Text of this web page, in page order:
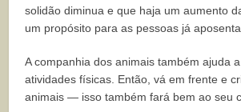
solidão diminua e que haja um aumento
um propósito para as pessoas já
A companhia dos animais também ajuda
atividades físicas. Então, vá em frente e
animais — isso também fará bem ao seu